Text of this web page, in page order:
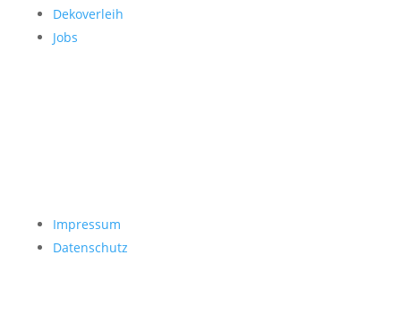
Dekoverleih
Jobs
Impressum
Datenschutz